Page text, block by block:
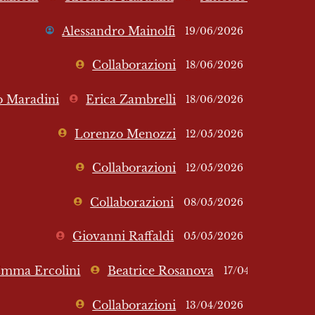
Alessandro Mainolfi 19/06/2026
Collaborazioni 18/06/2026
Maradini Erica Zambrelli 18/06/2026
Lorenzo Menozzi 12/05/2026
Collaborazioni 12/05/2026
Collaborazioni 08/05/2026
Giovanni Raffaldi 05/05/2026
Ercolini Beatrice Rosanova 17/04/2026
Collaborazioni 13/04/2026